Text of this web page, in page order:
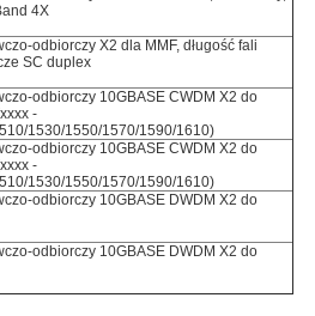
4X
odbiorczy X2 dla MMF, długość fali
SC duplex
odbiorczy 10GBASE CWDM X2 do
-
1530/1550/1570/1590/1610)
odbiorczy 10GBASE CWDM X2 do
-
1530/1550/1570/1590/1610)
odbiorczy 10GBASE DWDM X2 do
odbiorczy 10GBASE DWDM X2 do